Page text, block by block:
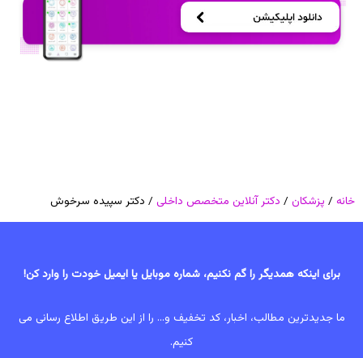
خانه / پزشکان / دکتر آنلاین متخصص داخلی / دکتر سپیده سرخوش
برای اینکه همدیگر را گم نکنیم، شماره موبایل یا ایمیل خودت را وارد کن!
ما جدیدترین مطالب، اخبار، کد تخفیف و... را از این طریق اطلاع رسانی می
کنیم.